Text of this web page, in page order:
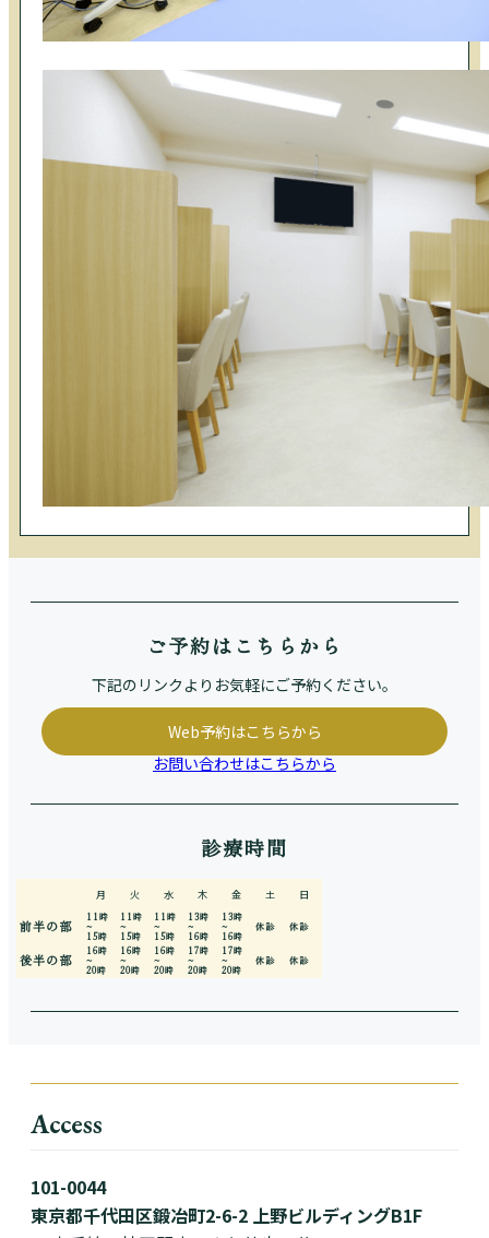
ご予約はこちらから
下記のリンクよりお気軽にご予約ください。
Web予約はこちらから
お問い合わせはこちらから
診療時間
月 火 水 木 金 土 日
前半の部
11時
~
15時
11時
~
15時
11時
~
15時
13時
~
16時
13時
~
16時
休診 休診
後半の部
16時
~
20時
16時
~
20時
16時
~
20時
17時
~
20時
17時
~
20時
休診 休診
Access
101-0044
東京都千代田区鍛冶町2-6-2 上野ビルディングB1F